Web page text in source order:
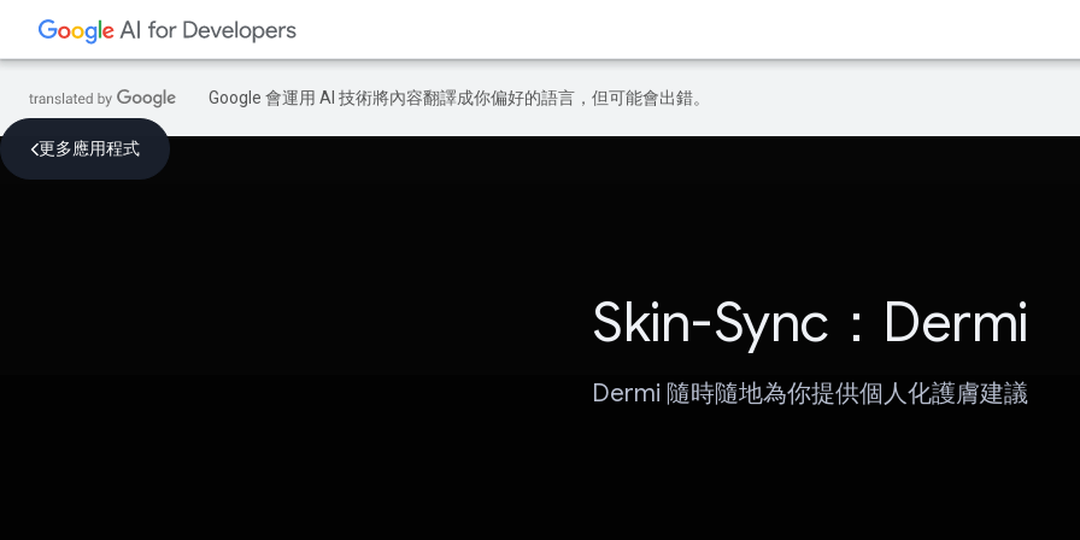
Google 會運用 AI 技術將內容翻譯成你偏好的語言，但可能會出錯。
更多應用程式
Skin-Sync：Dermi
Dermi 隨時隨地為你提供個人化護膚建議